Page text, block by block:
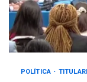
POLÍTICA